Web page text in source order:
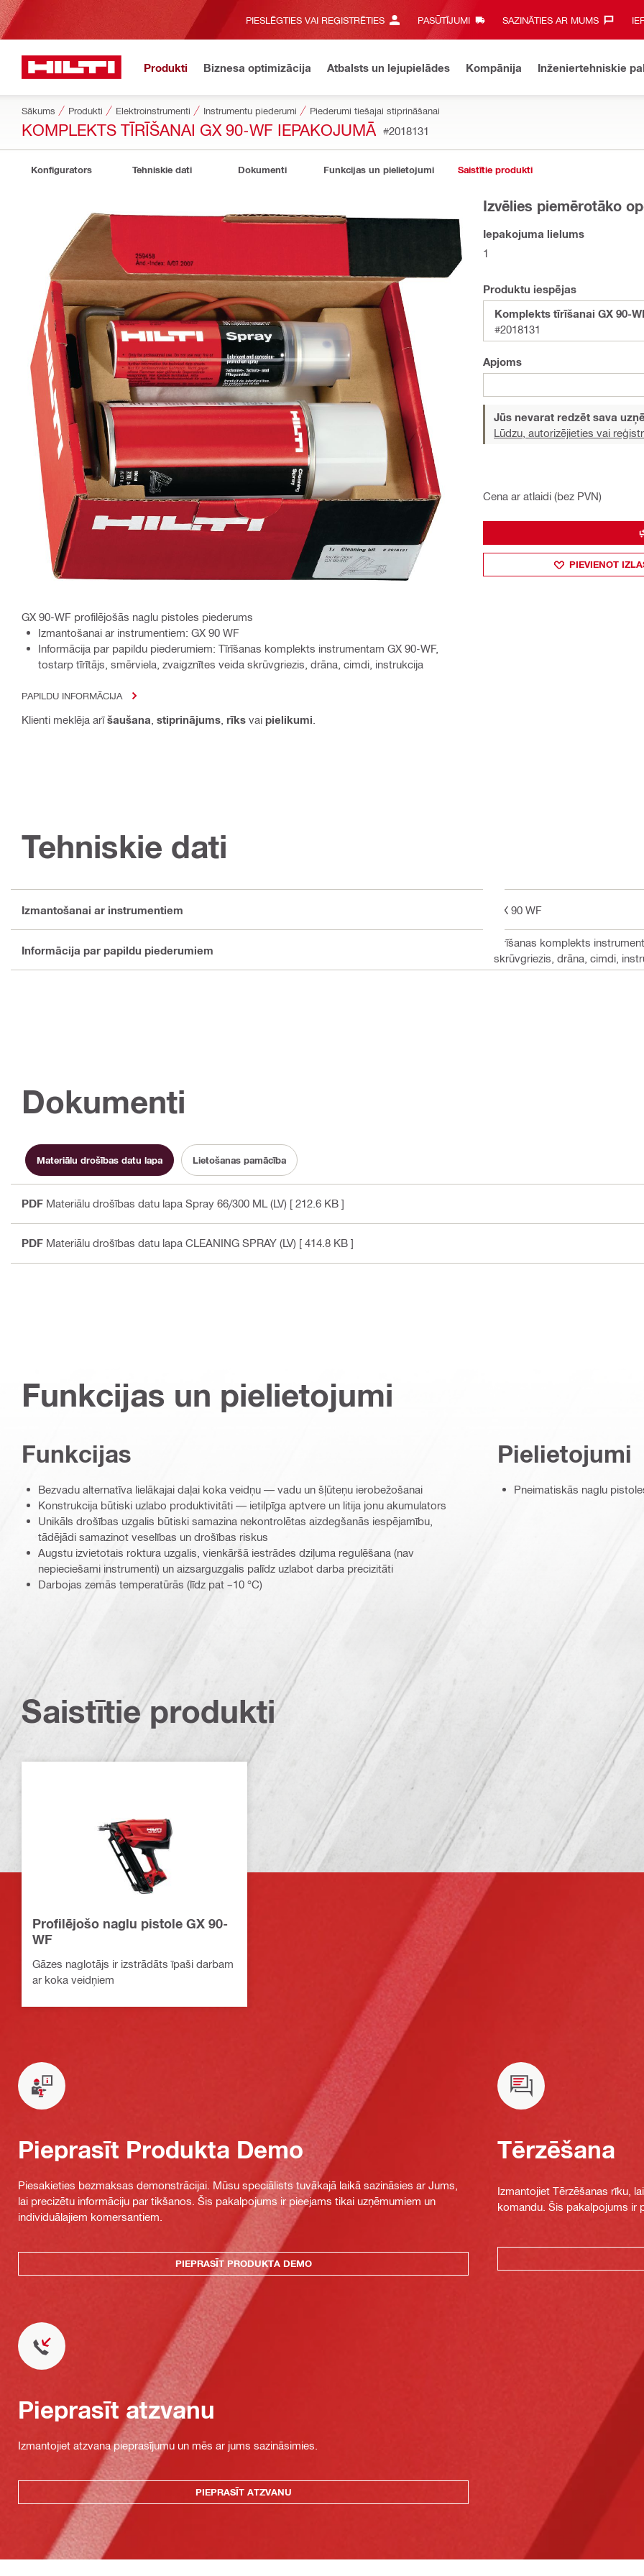
PIESLĒGTIES VAI REĢISTRĒTIES PASŪTĪJUMI SAZINĀTIES AR MUMS‎
Produkti Biznesa optimizācija Atbalsts un lejupielādes Kompānija Inženiertehniskie
Sākums Produkti Elektroinstrumenti Instrumentu piederumi Piederumi tiešajai stiprināšanai
KOMPLEKTS TĪRĪŠANAI GX 90-WF IEPAKOJUMĀ #2018131
Konfigurators Tehniskie dati Dokumenti Funkcijas un pielietojumi Saistītie produkti
GX 90-WF profilējošās naglu pistoles piederums
Izmantošanai ar instrumentiem: GX 90 WF
Informācija par papildu piederumiem: Tīrīšanas komplekts instrumentam GX 90-WF,
tostarp tīrītājs, smērviela, zvaigznītes veida skrūvgriezis, drāna, cimdi, instrukcija
PAPILDU INFORMĀCIJA
Klienti meklēja arīšaušana stiprinājums rīks vai pielikumi
Izvēlies piemērotāko
Iepakojuma lielums
1
Produktu iespējas
Komplekts tīrīšanai GX 90-
#2018131
Apjoms
Jūs nevarat redzēt sava
Lūdzu, autorizējieties vai
Cena ar atlaidi (bez PVN)
PIEVIENOT
Tehniskie dati
Izmantošanai ar instrumentiem GX 90 WF
Informācija par papildu piederumiem
Tīrīšanas komplekts
skrūvgriezis, drāna, cimdi,
Dokumenti
Materiālu drošības datu lapa Lietošanas pamācība
PDF Materiālu drošības datu lapa Spray 66/300 ML (LV) [ 212.6 KB ]
PDF Materiālu drošības datu lapa CLEANING SPRAY (LV) [ 414.8 KB ]
Funkcijas un pielietojumi
Funkcijas
Bezvadu alternatīva lielākajai daļai koka veidņu — vadu un šļūteņu ierobežošanai
Konstrukcija būtiski uzlabo produktivitāti — ietilpīga aptvere un litija jonu akumulators
Unikāls drošības uzgalis būtiski samazina nekontrolētas aizdegšanās iespējamību,
tādējādi samazinot veselības un drošības riskus
Augstu izvietotais roktura uzgalis, vienkāršā iestrādes dziļuma regulēšana (nav
nepieciešami instrumenti) un aizsarguzgalis palīdz uzlabot darba precizitāti
Darbojas zemās temperatūrās (līdz pat –10 °C)
Pielietojumi
Pneimatiskās naglu
Saistītie produkti
Profilējošo naglu pistole GX 90-
WF
Gāzes naglotājs ir izstrādāts īpaši darbam
ar koka veidņiem
Pieprasīt Produkta Demo
Piesakieties bezmaksas demonstrācijai. Mūsu speciālists tuvākajā laikā sazināsies ar Jums,
lai precizētu informāciju par tikšanos. Šis pakalpojums ir pieejams tikai uzņēmumiem un
individuālajiem komersantiem.
PIEPRASĪT PRODUKTA DEMO
Tērzēšana
Izmantojiet Tērzēšanas rīku,
komandu. Šis pakalpojums ir
Pieprasīt atzvanu
Izmantojiet atzvana pieprasījumu un mēs ar jums sazināsimies.
PIEPRASĪT ATZVANU